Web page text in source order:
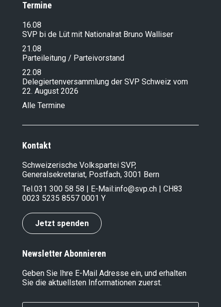
Termine
16.08
SVP bi de Lüt mit Nationalrat Bruno Walliser
21.08
Parteileitung / Parteivorstand
22.08
Delegiertenversammlung der SVP Schweiz vom
22. August 2026
Alle Termine
Kontakt
Schweizerische Volkspartei SVP,
Generalsekretariat, Postfach, 3001 Bern
Tel.031 300 58 58 | E-Mail:info@svp.ch | CH83
0023 5235 8557 0001 Y
Jetzt spenden
Newsletter Abonnieren
Geben Sie Ihre E-Mail Adresse ein, und erhalten
Sie die aktuellsten Informationen zuerst.